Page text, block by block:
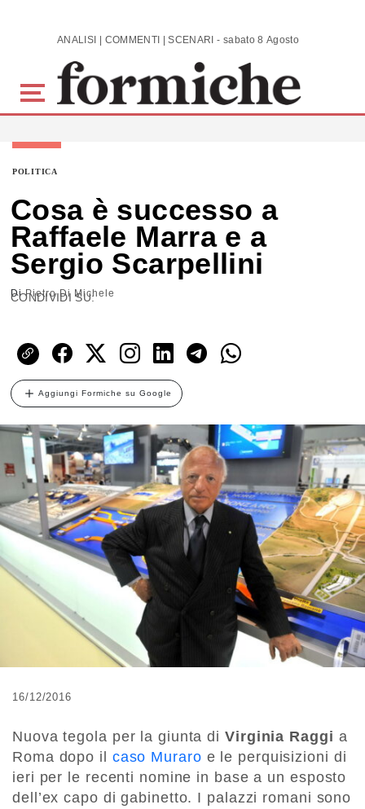
Skip to main content ANALISI | COMMENTI | SCENARI - sabato 8 Agosto 2026
POLITICA
Cosa è successo a
Raffaele Marra e a
Sergio Scarpellini
DiPietro Di Michele
CONDIVIDI SU:
Aggiungi Formiche su Google
16/12/2016
Nuova tegola per la giunta di Virginia Raggi a
Roma dopo il caso Muraro e le perquisizioni di
ieri per le recenti nomine in base a un esposto
dell’ex capo di gabinetto. I palazzi romani sono